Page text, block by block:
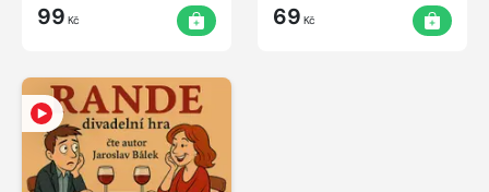
99 Kč 69 Kč